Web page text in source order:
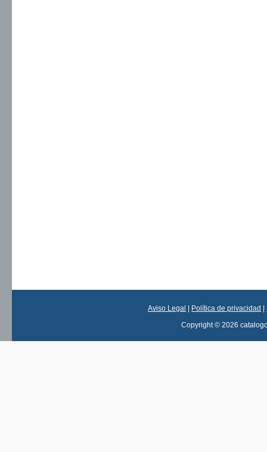
Aviso Legal Política de privacidad
Copyright © 2026